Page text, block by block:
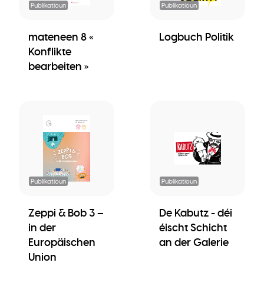
Publikatioun
mateneen 8 «
Konflikte
bearbeiten »
Publikatioun
Logbuch Politik
Publikatioun
Zeppi & Bob 3 –
in der
Europäischen
Union
Publikatioun
De Kabutz - déi
éischt Schicht
an der Galerie